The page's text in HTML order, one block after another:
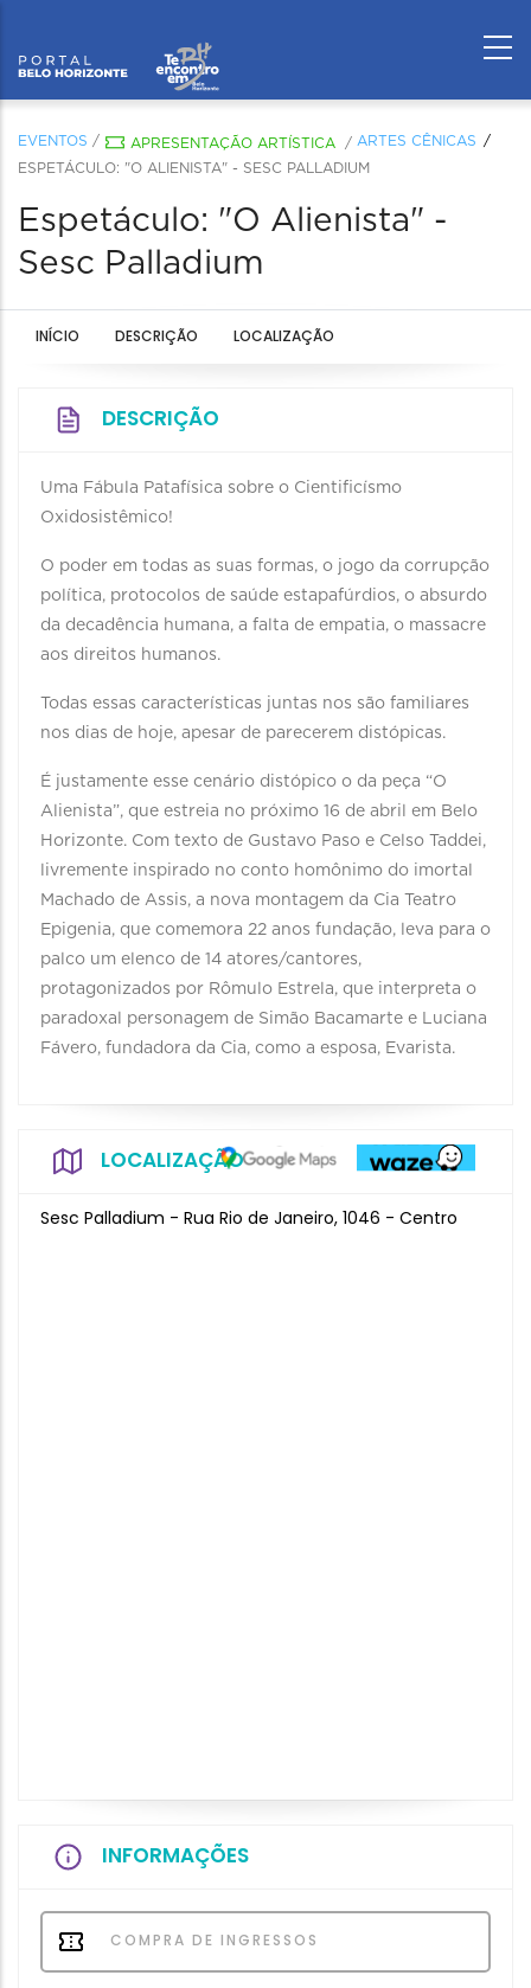
EVENTOS / APRESENTAÇÃO ARTÍSTICA / ARTES CÊNICAS
ESPETÁCULO: "O ALIENISTA" - SESC PALLADIUM
Espetáculo: "O Alienista" -
Sesc Palladium
INÍCIO DESCRIÇÃO LOCALIZAÇÃO
DESCRIÇÃO
Uma Fábula Patafísica sobre o Cientificísmo
Oxidosistêmico!
O poder em todas as suas formas, o jogo da corrupção
política, protocolos de saúde estapafúrdios, o absurdo
da decadência humana, a falta de empatia, o massacre
aos direitos humanos.
Todas essas características juntas nos são familiares
nos dias de hoje, apesar de parecerem distópicas.
É justamente esse cenário distópico o da peça “O
Alienista”, que estreia no próximo 16 de abril em Belo
Horizonte. Com texto de Gustavo Paso e Celso Taddei,
livremente inspirado no conto homônimo do imortal
Machado de Assis, a nova montagem da Cia Teatro
Epigenia, que comemora 22 anos fundação, leva para o
palco um elenco de 14 atores/cantores,
protagonizados por Rômulo Estrela, que interpreta o
paradoxal personagem de Simão Bacamarte e Luciana
Fávero, fundadora da Cia, como a esposa, Evarista.
LOCALIZAÇÃO
Sesc Palladium - Rua Rio de Janeiro, 1046 - Centro
INFORMAÇÕES
COMPRA DE INGRESSOS